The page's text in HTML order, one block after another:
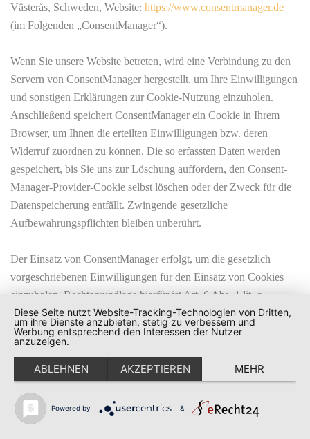
Västerås, Schweden, Website: https://www.consentmanager.de
(im Folgenden „ConsentManager“).
Wenn Sie unsere Website betreten, wird eine Verbindung zu den
Servern von ConsentManager hergestellt, um Ihre Einwilligungen
und sonstigen Erklärungen zur Cookie-Nutzung einzuholen.
Anschließend speichert ConsentManager ein Cookie in Ihrem
Browser, um Ihnen die erteilten Einwilligungen bzw. deren
Widerruf zuordnen zu können. Die so erfassten Daten werden
gespeichert, bis Sie uns zur Löschung auffordern, den Consent-
Manager-Provider-Cookie selbst löschen oder der Zweck für die
Datenspeicherung entfällt. Zwingende gesetzliche
Aufbewahrungspflichten bleiben unberührt.
Der Einsatz von ConsentManager erfolgt, um die gesetzlich
vorgeschriebenen Einwilligungen für den Einsatz von Cookies
einzuholen. Rechtsgrundlage hierfür ist Art. 6 Abs. 1 lit. c
DSGVO.
AUFTRAGSVERARBEITUNG
Wir haben einen Vertrag über Auftragsverarbeitung (AVV) mit
dem oben genannten Anbieter geschlossen. Hierbei handelt es
Diese Seite nutzt Website-Tracking-Technologien von Dritten,
um ihre Dienste anzubieten, stetig zu verbessern und
Werbung entsprechend den Interessen der Nutzer
anzuzeigen.
ABLEHNEN AKZEPTIEREN MEHR
Powered by &